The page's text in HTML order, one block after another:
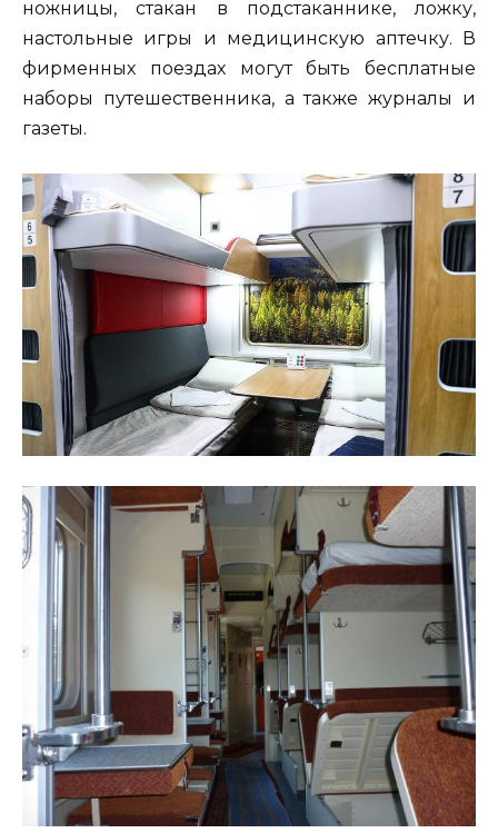
ножницы, стакан в подстаканнике, ложку,
настольные игры и медицинскую аптечку. В
фирменных поездах могут быть бесплатные
наборы путешественника, а также журналы и
газеты.